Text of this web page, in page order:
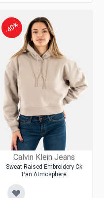
Calvin Klein Jeans
Sweat Raised Embroidery Ck
Pan Atmosphere
-40%